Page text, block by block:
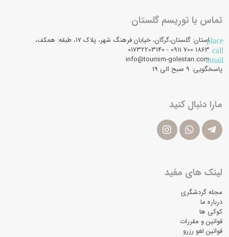
تماس با توریسم گلستان
placeاستان: گلستان،گرگان، خیابان فرهنگ شهر، پلاک 17، طبقه: همکف،
call
email
info@tourism-golestan.com
پاسخگویی: ۹ صبح الی 19
مارا دنبال کنید
لینک های مفید
مجله گردشگری
درباره ما
کوکی ها
قوانین و مقررات
قوانین لغو رزرو